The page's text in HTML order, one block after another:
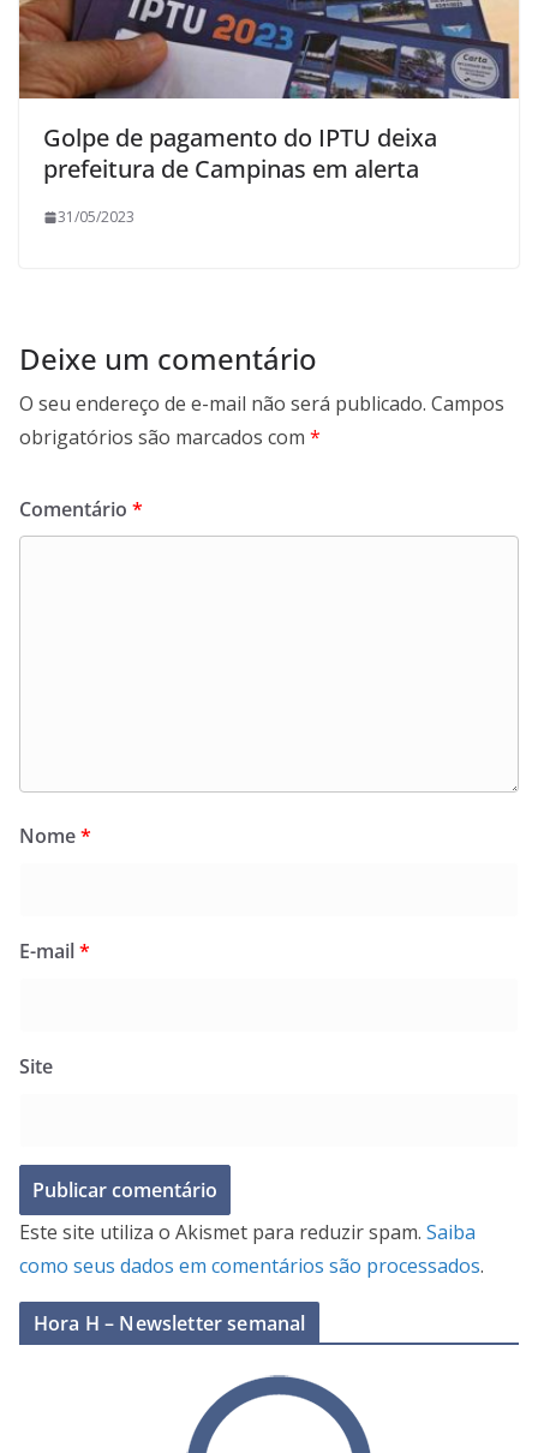
Golpe de pagamento do IPTU deixa
prefeitura de Campinas em alerta
31/05/2023
Deixe um comentário
O seu endereço de e-mail não será publicado. Campos
obrigatórios são marcados com *
Comentário *
Nome*
E-mail*
Site
Este site utiliza o Akismet para reduzir spam. Saiba
como seus dados em comentários são processados.
Hora H – Newsletter semanal